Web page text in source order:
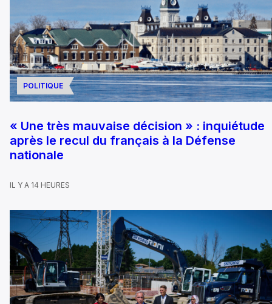
POLITIQUE
« Une très mauvaise décision » : inquiétude
après le recul du français à la Défense
nationale
IL Y A 14 HEURES